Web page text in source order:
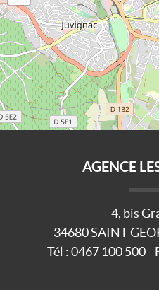
AGENCE
4, bis
34680SAINT
Tél :0467 100 500